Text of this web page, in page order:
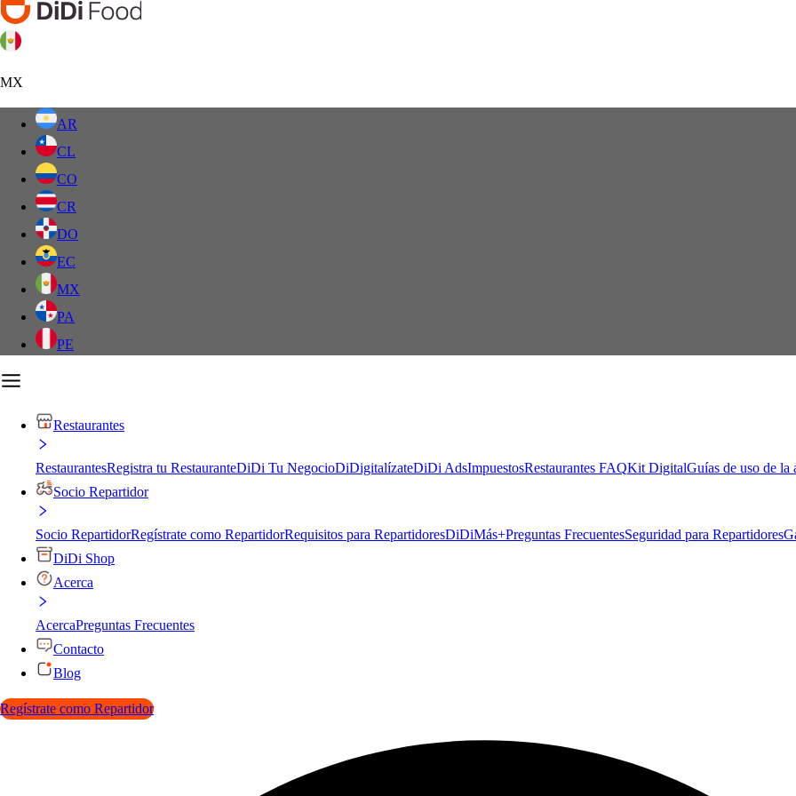
MX
AR
CL
CO
CR
DO
EC
MX
PA
PE
Restaurantes
RestaurantesRegistra tu RestauranteDiDi Tu NegocioDiDigitalízateDiDi AdsImpuestosRestaurantes FAQKit DigitalGuías de uso de la
Socio Repartidor
Socio RepartidorRegístrate como RepartidorRequisitos para RepartidoresDiDiMás+Preguntas FrecuentesSeguridad para Repartidores
DiDi Shop
Acerca
AcercaPreguntas Frecuentes
Contacto
Blog
Regístrate como Repartidor